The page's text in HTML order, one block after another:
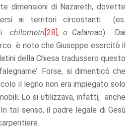
dimensioni di Nazareth, dovette
ai territori circostanti (es.
chilometri [28] , o Cafarnao). Dai
è noto che Giuseppe esercitò il
della Chiesa tradussero questo
Forse, si dimenticò che
il legno non era impiegato solo
Lo si utilizzava, infatti, anche
In tal senso, il padre legale di Gesù